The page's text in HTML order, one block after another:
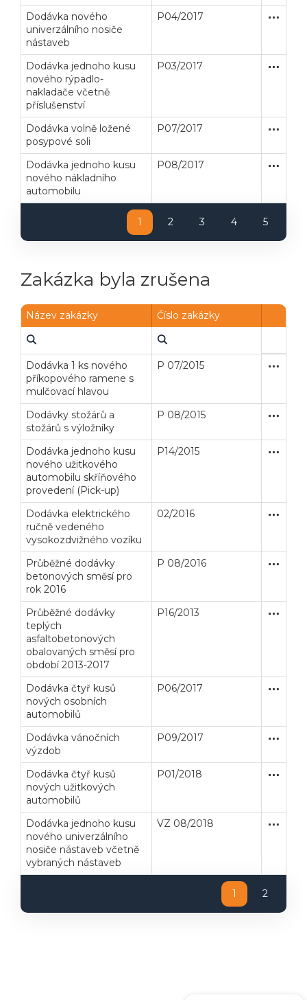
Dodávka nového
univerzálního nosiče
nástaveb
P04/2017
Dodávka jednoho kusu
nového rýpadlo-
nakladače včetně
příslušenství
P03/2017
Dodávka volně ložené
posypové soli
P07/2017
Dodávka jednoho kusu
nového nákladního
automobilu
P08/2017
1 2 3 4 5
Zakázka byla zrušena
Název zakázky Číslo zakázky
Dodávka 1 ks nového
příkopového ramene s
mulčovací hlavou
P 07/2015
Dodávky stožárů a
stožárů s výložníky
P 08/2015
Dodávka jednoho kusu
nového užitkového
automobilu skříňového
provedení (Pick-up)
P14/2015
Dodávka elektrického
ručně vedeného
vysokozdvižného vozíku
02/2016
Průběžné dodávky
betonových směsí pro
rok 2016
P 08/2016
Průběžné dodávky
teplých
asfaltobetonových
obalovaných směsí pro
období 2013-2017
P16/2013
Dodávka čtyř kusů
nových osobních
automobilů
P06/2017
Dodávka vánočních
výzdob
P09/2017
Dodávka čtyř kusů
nových užitkových
automobilů
P01/2018
Dodávka jednoho kusu
nového univerzálního
nosiče nástaveb včetně
vybraných nástaveb
VZ 08/2018
1 2
Veřejné zakázky Zadavatel